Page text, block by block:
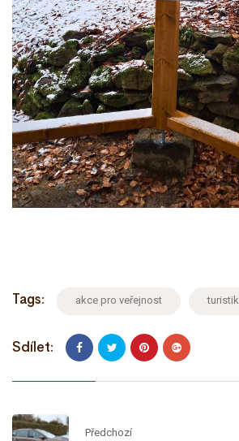
Tags: akce pro veřejnost
Sdílet:
Předchozí